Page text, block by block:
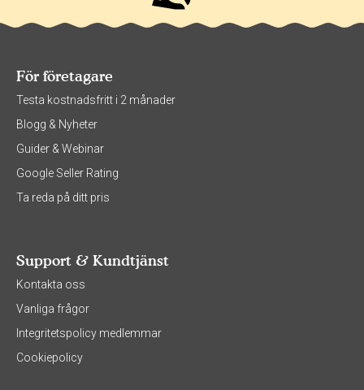
För företagare
Testa kostnadsfritt i 2 månader
Blogg & Nyheter
Guider & Webinar
Google Seller Rating
Ta reda på ditt pris
Support & Kundtjänst
Kontakta oss
Vanliga frågor
Integritetspolicy medlemmar
Cookiepolicy